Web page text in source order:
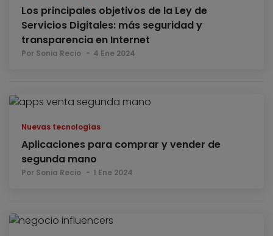
Los principales objetivos de la Ley de
Servicios Digitales: más seguridad y
transparencia en Internet
Por Sonia Recio 4 Ene 2024
Nuevas tecnologías
Aplicaciones para comprar y vender de
segunda mano
Por Sonia Recio 1 Ene 2024